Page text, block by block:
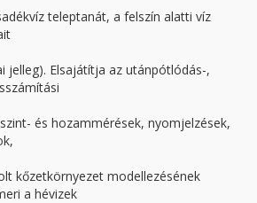
teleptanát, a felszín alatti víz
jelleg). Elsajátítja az utánpótlódás-,
és hozammérések, nyomjelzések,
kőzetkörnyezet modellezésének
a hévizek